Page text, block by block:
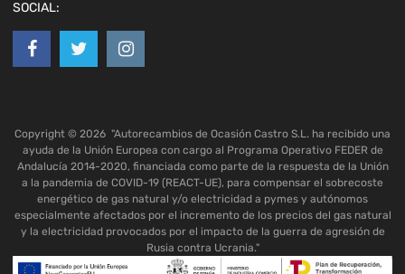
SOCIAL:
Copyright © 2026 "Autorecambios de Ocasión Castro S.L. ha recibido una
ayuda de la Unión Europea con cargo al Programa Operativo FEDER de
Andalucía 2014-2020, financiada como parte de la respuesta de la Unión
a la pandemia de COVID-19 (REACT-UE), para compensar el sobrecoste
energético de gas natural y/o electricidad a pymes y autónomos
especialmente afectados por el incremento de los precios del gas natural
y la electricidad provocados por el impacto de la guerra de agresión de
Rusia contra Ucrania."